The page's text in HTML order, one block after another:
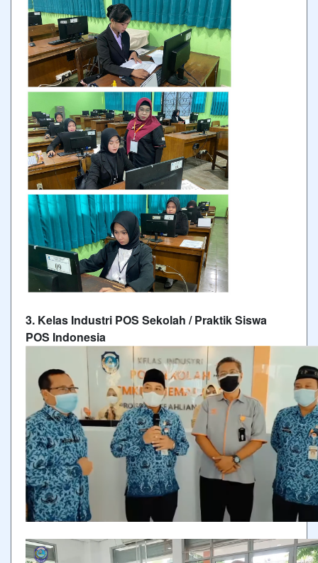
3. Kelas Industri POS Sekolah / Praktik Siswa
POS Indonesia